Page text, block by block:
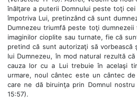
înălţare a puterii Domnului peste toţi
împotriva Lui, pretinzând că sunt
Dumnezeu triumfă peste toţi
imaginilor cioplite sau turnate, fie că
pretind că sunt autorizaţi să vorbească
lui Dumnezeu, în mod natural rezultă
cauza lor cu a Lui trebuie în acelaşi
urmare, noul cântec este un cântec
care ne dă biruinţa prin Domnul
15:57).